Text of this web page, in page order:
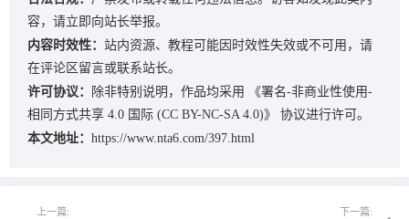
容，请立即向站长举报。
内容时效性： 站内资源、教程可能因时效性失效或不可用，请
在评论区留言或联系站长。
许可协议：
除非特别说明，作品均采用
《署名-非商业性使用-
相同方式共享 4.0 国际 (CC BY-NC-SA 4.0)》
协议进行许可。
本文地址： https://www.nta6.com/397.html
上一篇: 下一篇: